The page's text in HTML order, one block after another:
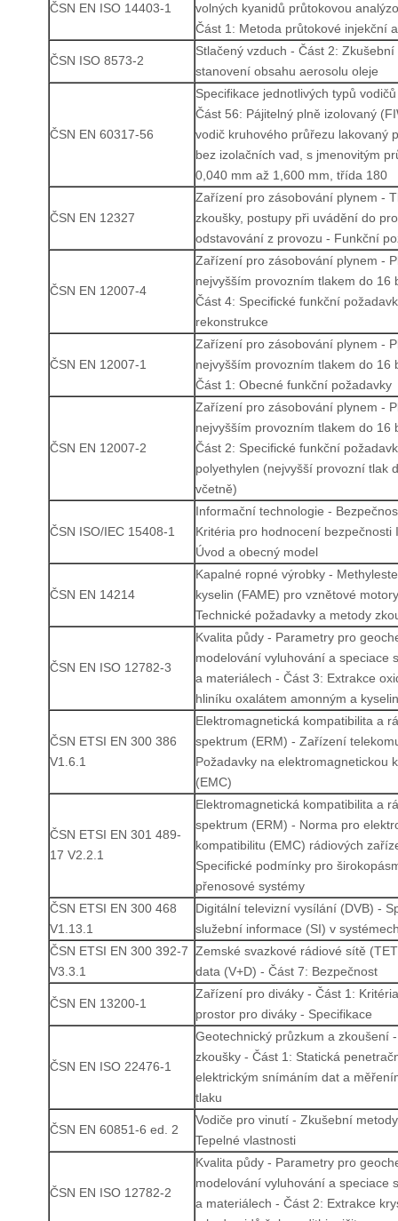
ČSN EN ISO 14403-1
volných kyanidů průtokovou
Část 1: Metoda průtokové injekční
ČSN ISO 8573-2
Stlačený vzduch - Část 2:
stanovení obsahu aerosolu oleje
ČSN EN 60317-56
Specifikace jednotlivých typů
Část 56: Pájitelný plně izolovaný
vodič kruhového průřezu lakovaný
bez izolačních vad, s jmenovitým
0,040 mm až 1,600 mm, třída 180
ČSN EN 12327
Zařízení pro zásobování plynem -
zkoušky, postupy při uvádění do
odstavování z provozu - Funkční
ČSN EN 12007-4
Zařízení pro zásobování plynem -
nejvyšším provozním tlakem do 16
Část 4: Specifické funkční
rekonstrukce
ČSN EN 12007-1
Zařízení pro zásobování plynem -
nejvyšším provozním tlakem do 16
Část 1: Obecné funkční požadavky
ČSN EN 12007-2
Zařízení pro zásobování plynem -
nejvyšším provozním tlakem do 16
Část 2: Specifické funkční
polyethylen (nejvyšší provozní tlak
včetně)
ČSN ISO/IEC 15408-1
Informační technologie -
Kritéria pro hodnocení bezpečnosti
Úvod a obecný model
ČSN EN 14214
Kapalné ropné výrobky -
kyselin (FAME) pro vznětové
Technické požadavky a metody
ČSN EN ISO 12782-3
Kvalita půdy - Parametry pro
modelování vyluhování a speciace
a materiálech - Část 3: Extrakce
hliníku oxalátem amonným a
ČSN ETSI EN 300 386
V1.6.1
Elektromagnetická kompatibilita a
spektrum (ERM) - Zařízení
Požadavky na elektromagnetickou
(EMC)
ČSN ETSI EN 301 489-
17 V2.2.1
Elektromagnetická kompatibilita a
spektrum (ERM) - Norma pro
kompatibilitu (EMC) rádiových
Specifické podmínky pro
přenosové systémy
ČSN ETSI EN 300 468
V1.13.1
Digitální televizní vysílání (DVB) -
služební informace (SI) v
ČSN ETSI EN 300 392-7
V3.3.1
Zemské svazkové rádiové sítě
data (V+D) - Část 7: Bezpečnost
ČSN EN 13200-1
Zařízení pro diváky - Část 1:
prostor pro diváky - Specifikace
ČSN EN ISO 22476-1
Geotechnický průzkum a zkoušení
zkoušky - Část 1: Statická
elektrickým snímáním dat a
tlaku
ČSN EN 60851-6 ed. 2
Vodiče pro vinutí - Zkušební
Tepelné vlastnosti
ČSN EN ISO 12782-2
Kvalita půdy - Parametry pro
modelování vyluhování a speciace
a materiálech - Část 2: Extrakce